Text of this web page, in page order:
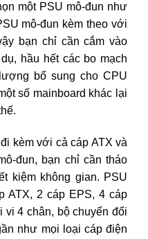
một PSU mô-đun như
mô-đun kèm theo với
bạn chỉ cần cắm vào
hầu hết các bo mạch
bổ sung cho CPU
số mainboard khác lại
kèm với cả cáp ATX và
đun, bạn chỉ cần tháo
kiệm không gian. PSU
ATX, 2 cáp EPS, 4 cáp
vi 4 chân, bộ chuyển đổi
như mọi loại cáp điện